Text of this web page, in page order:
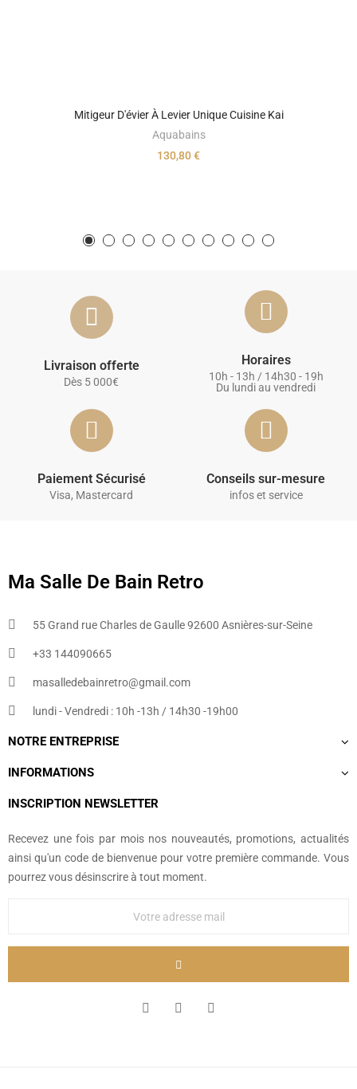
Mitigeur D'évier À Levier Unique Cuisine Kai
Aquabains
130,80 €
Livraison offerte
Dès 5 000€
Horaires
10h - 13h / 14h30 - 19h
Du lundi au vendredi
Paiement Sécurisé
Visa, Mastercard
Conseils sur-mesure
infos et service
Ma Salle De Bain Retro
55 Grand rue Charles de Gaulle 92600 Asnières-sur-Seine
+33 144090665​
masalledebainretro@gmail.com
lundi - Vendredi : 10h -13h / 14h30 -19h00
NOTRE ENTREPRISE
INFORMATIONS
INSCRIPTION NEWSLETTER
Recevez une fois par mois nos nouveautés, promotions, actualités
ainsi qu'un code de bienvenue pour votre première commande. Vous
pourrez vous désinscrire à tout moment.